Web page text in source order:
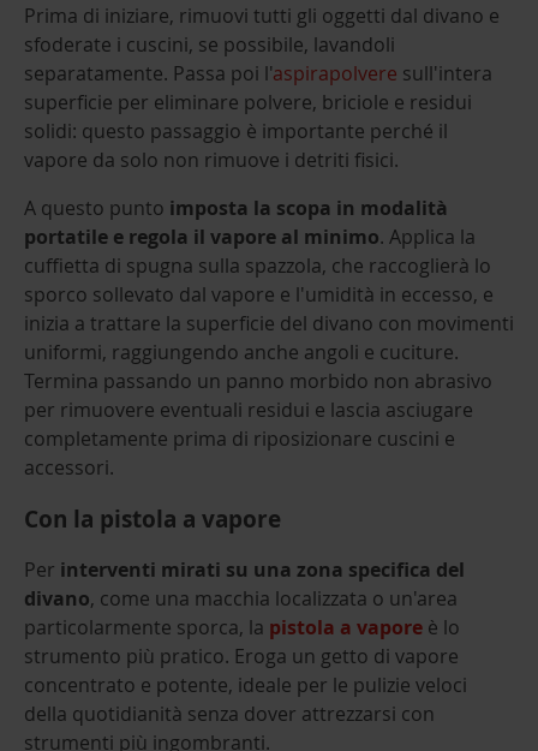
Prima di iniziare, rimuovi tutti gli oggetti dal divano e
sfoderate i cuscini, se possibile, lavandoli
separatamente. Passa poi l'aspirapolvere sull'intera
superficie per eliminare polvere, briciole e residui
solidi: questo passaggio è importante perché il
vapore da solo non rimuove i detriti fisici.
A questo punto imposta la scopa in modalità
portatile e regola il vapore al minimo. Applica la
cuffietta di spugna sulla spazzola, che raccoglierà lo
sporco sollevato dal vapore e l'umidità in eccesso, e
inizia a trattare la superficie del divano con movimenti
uniformi, raggiungendo anche angoli e cuciture.
Termina passando un panno morbido non abrasivo
per rimuovere eventuali residui e lascia asciugare
completamente prima di riposizionare cuscini e
accessori.
Con la pistola a vapore
Per interventi mirati su una zona specifica del
divano, come una macchia localizzata o un'area
particolarmente sporca, la pistola a vapore è lo
strumento più pratico. Eroga un getto di vapore
concentrato e potente, ideale per le pulizie veloci
della quotidianità senza dover attrezzarsi con
strumenti più ingombranti.